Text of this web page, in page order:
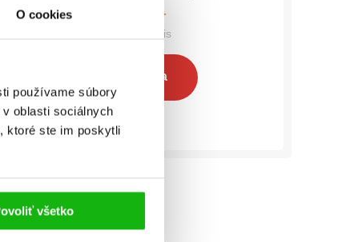
O cookies
používame súbory
oblasti sociálnych
ktoré ste im poskytli
všetko
Anna Casalis
Celá séria